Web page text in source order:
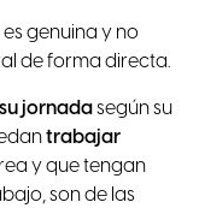
genuina y no
de forma directa.
jornadasegún su
trabajar
y que tengan
son de las